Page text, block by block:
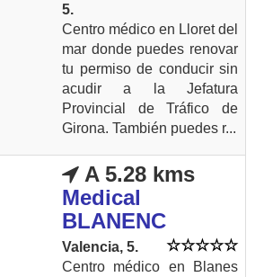
5.
Centro médico en Lloret del
mar donde puedes renovar
tu permiso de conducir sin
acudir a la Jefatura
Provincial de Tráfico de
Girona. También puedes r...
A 5.28 kms
Medical
BLANENC
Valencia, 5.
Centro médico en Blanes